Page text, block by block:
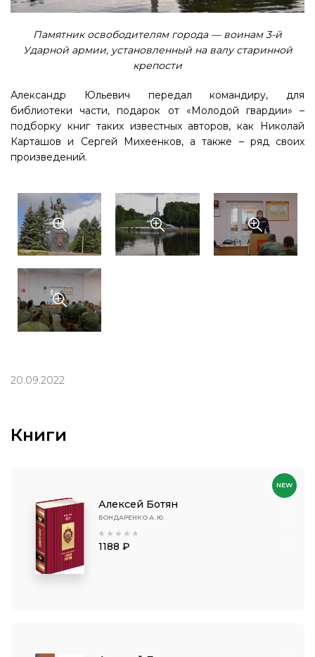
Памятник освободителям города — воинам 3-й
Ударной армии, установленный на валу старинной
крепости
Александр Юльевич передал командиру, для
библиотеки части, подарок от «Молодой гвардии» –
подборку книг таких известных авторов, как Николай
Карташов и Сергей Михеенков, а также – ряд своих
произведений.
20.09.2022
Книги
Алексей Ботян
БОНДАРЕНКО А. Ю.
1188 ₽
NEW